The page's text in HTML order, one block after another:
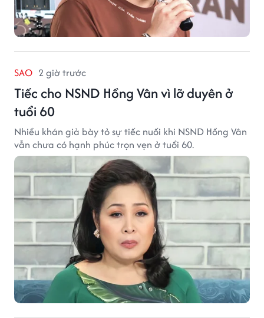
SAO 2 giờ trước
Tiếc cho NSND Hồng Vân vì lỡ duyên ở
tuổi 60
Nhiều khán giả bày tỏ sự tiếc nuối khi NSND Hồng Vân
vẫn chưa có hạnh phúc trọn vẹn ở tuổi 60.